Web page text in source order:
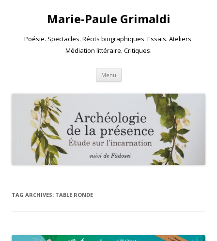
Marie-Paule Grimaldi
Poésie. Spectacles. Récits biographiques. Essais. Ateliers.
Médiation littéraire. Critiques.
Menu Skip to content
TAG ARCHIVES: TABLE RONDE